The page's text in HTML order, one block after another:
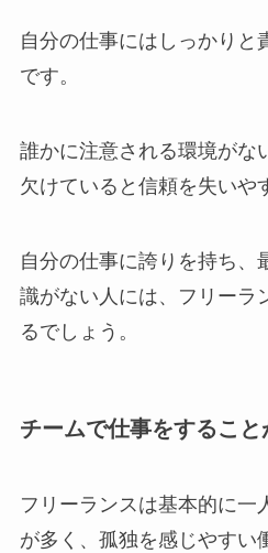
自分の仕事にはしっかりと
です。
誰かに注意される環境がな
欠けていると信頼を失いや
自分の仕事に誇りを持ち、
識がない人には、フリーラ
るでしょう。
チームで仕事をすること
フリーランスは基本的に一
が多く、孤独を感じやすい